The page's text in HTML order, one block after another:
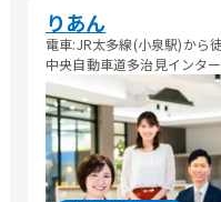
りあん
電車:JR太多線(小泉駅)から
中央自動車道多治見インタ